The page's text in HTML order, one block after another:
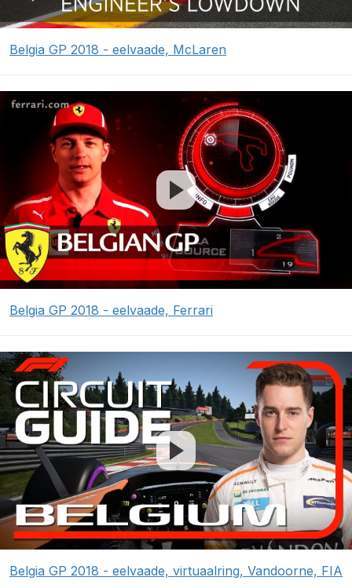
Belgia GP 2018 - eelvaade, McLaren
Belgia GP 2018 - eelvaade, Ferrari
Belgia GP 2018 - eelvaade, virtuaalring, Vandoorne, FIA